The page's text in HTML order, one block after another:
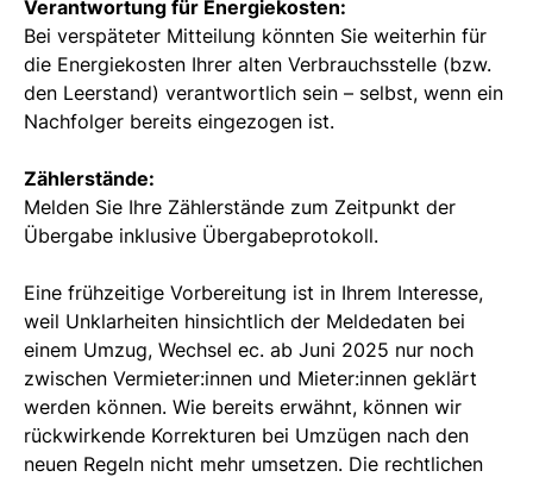
Verantwortung für Energiekosten:
Bei verspäteter Mitteilung könnten Sie weiterhin für
die Energiekosten Ihrer alten Verbrauchsstelle (bzw.
den Leerstand) verantwortlich sein – selbst, wenn ein
Nachfolger bereits eingezogen ist.
Zählerstände:
Melden Sie Ihre Zählerstände zum Zeitpunkt der
Übergabe inklusive Übergabeprotokoll.
Eine frühzeitige Vorbereitung ist in Ihrem Interesse,
weil Unklarheiten hinsichtlich der Meldedaten bei
einem Umzug, Wechsel ec. ab Juni 2025 nur noch
zwischen Vermieter:innen und Mieter:innen geklärt
werden können. Wie bereits erwähnt, können wir
rückwirkende Korrekturen bei Umzügen nach den
neuen Regeln nicht mehr umsetzen. Die rechtlichen